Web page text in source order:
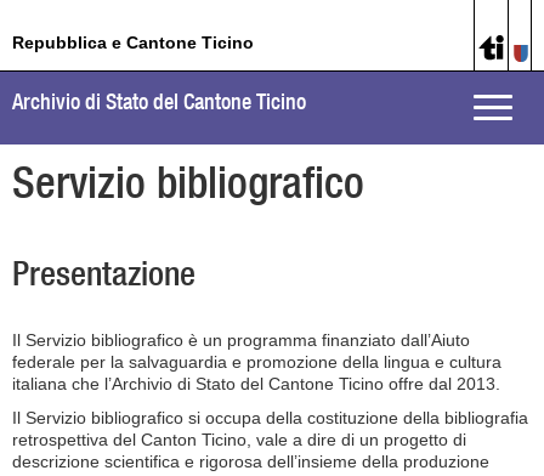
Repubblica e Cantone Ticino
Toggle
Archivio di Stato del Cantone Ticino
Servizio bibliografico
Presentazione
Il Servizio bibliografico è un programma finanziato dall’Aiuto
federale per la salvaguardia e promozione della lingua e cultura
italiana che l’Archivio di Stato del Cantone Ticino offre dal 2013.
Il Servizio bibliografico si occupa della costituzione della bibliografia
retrospettiva del Canton Ticino, vale a dire di un progetto di
descrizione scientifica e rigorosa dell’insieme della produzione